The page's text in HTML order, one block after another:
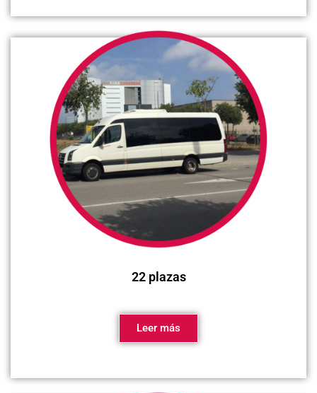
22 plazas
Leer más